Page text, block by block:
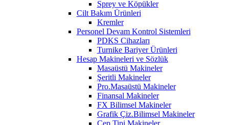
Sprey ve Köpükler
Cilt Bakım Ürünleri
Kremler
Personel Devam Kontrol Sistemleri
PDKS Cihazları
Turnike Bariyer Ürünleri
Hesap Makineleri ve Sözlük
Masaüstü Makineler
Şeritli Makineler
Pro.Masaüstü Makineler
Finansal Makineler
FX Bilimsel Makineler
Grafik Çiz.Bilimsel Makineler